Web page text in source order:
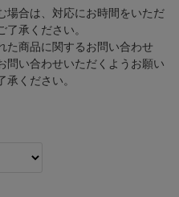
合は、対応にお時間をいただ
承ください。
商品に関するお問い合わせ
問い合わせいただくようお願い
ください。